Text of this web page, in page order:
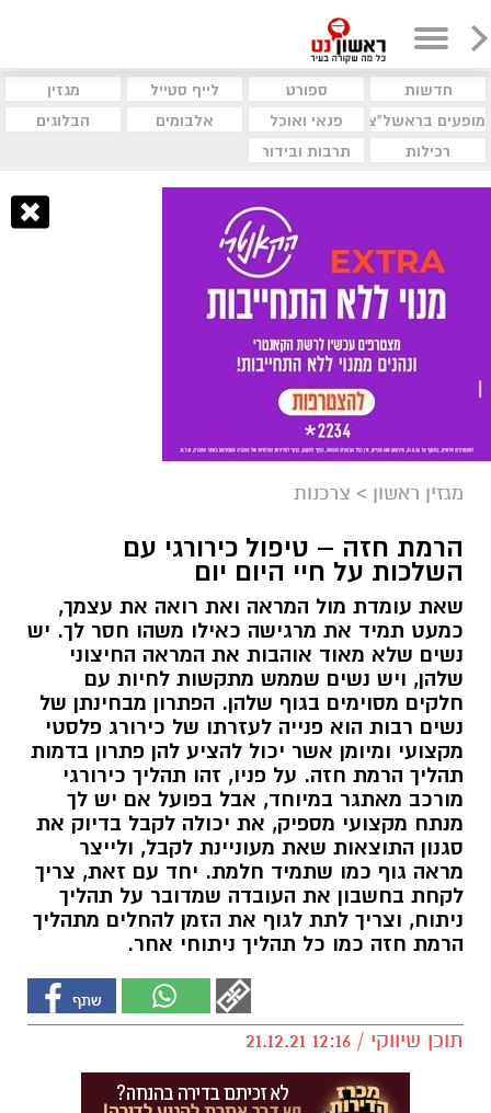
חדשות ספורט לייף סטייל
מגזין
מופעים בראשל"צ
פנאי ואוכל אלבומים
הבלוגים
רכילות
תרבות ובידור
מגזין ראשון > צרכנות
הרמת חזה – טיפול כירורגי עם
השלכות על חיי היום יום
שאת עומדת מול המראה ואת רואה את עצמך,
כמעט תמיד את מרגישה כאילו משהו חסר לך. יש
נשים שלא מאוד אוהבות את המראה החיצוני
שלהן, ויש נשים שממש מתקשות לחיות עם
חלקים מסוימים בגוף שלהן. הפתרון מבחינתן של
נשים רבות הוא פנייה לעזרתו של כירורג פלסטי
מקצועי ומיומן אשר יכול להציע להן פתרון בדמות
תהליך הרמת חזה. על פניו, זהו תהליך כירורגי
מורכב מאתגר במיוחד, אבל בפועל אם יש לך
מנתח מקצועי מספיק, את יכולה לקבל בדיוק את
סגנון התוצאות שאת מעוניינת לקבל, ולייצר
מראה גוף כמו שתמיד חלמת. יחד עם זאת, צריך
לקחת בחשבון את העובדה שמדובר על תהליך
ניתוח, וצריך לתת לגוף את הזמן להחלים מתהליך
הרמת חזה כמו כל תהליך ניתוחי אחר.
תוכן שיווקי / 12:16 21.12.21